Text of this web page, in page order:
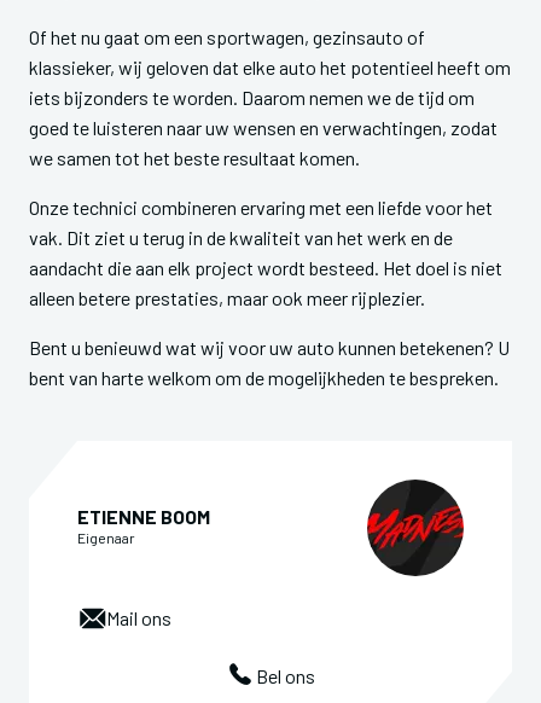
Of het nu gaat om een sportwagen, gezinsauto of
klassieker, wij geloven dat elke auto het potentieel heeft om
iets bijzonders te worden. Daarom nemen we de tijd om
goed te luisteren naar uw wensen en verwachtingen, zodat
we samen tot het beste resultaat komen.
Onze technici combineren ervaring met een liefde voor het
vak. Dit ziet u terug in de kwaliteit van het werk en de
aandacht die aan elk project wordt besteed. Het doel is niet
alleen betere prestaties, maar ook meer rijplezier.
Bent u benieuwd wat wij voor uw auto kunnen betekenen? U
bent van harte welkom om de mogelijkheden te bespreken.
ETIENNE BOOM
Eigenaar
Mail ons
Bel ons